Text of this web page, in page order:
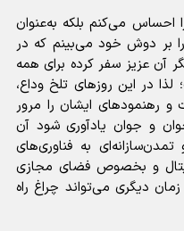
احساس می‌کنم بلکه به‌عنوان
بر دوش خود می‌بینم که در
آن عزیز سفر کرده برای همه
در این روز‌های تلخ وداع،
و رهنمود‌های ایشان را مرور
و جوان یادآوری شود آن
به فناوری‌های
و بخصوص فضای مجازی
دیگری می‌تواند چراغ راه